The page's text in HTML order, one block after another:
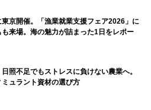
東京開催。「漁業就業支援フェア2026」に
来場。海の魅力が詰まった1日をレポー
照不足でもストレスに負けない農業へ。
ュラント資材の選び方